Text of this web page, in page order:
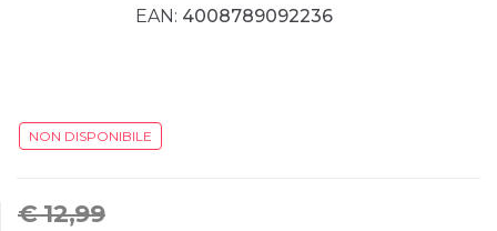
EAN: 4008789092236
NON DISPONIBILE
€ 12,99